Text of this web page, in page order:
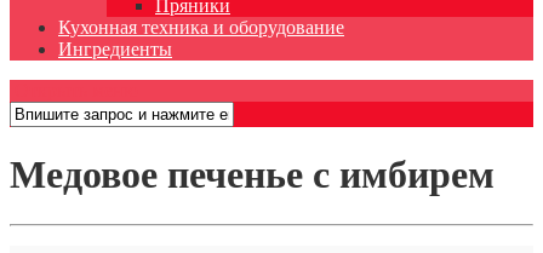
Пряники
Кухонная техника и оборудование
Ингредиенты
Медовое печенье с имбирем